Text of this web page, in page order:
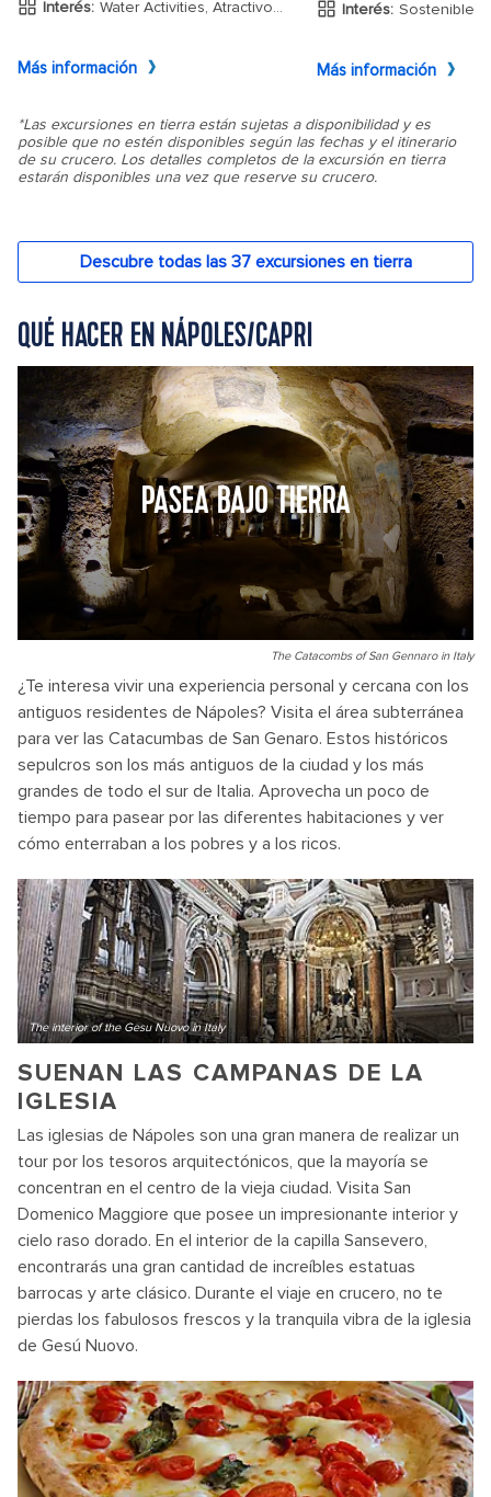
QUÉ HACER EN NÁPOLES/CAPRI
PASEA BAJO TIERRA
The Catacombs of San Gennaro in Italy
¿Te interesa vivir una experiencia personal y cercana con los
antiguos residentes de Nápoles? Visita el área subterránea
para ver las Catacumbas de San Genaro. Estos históricos
sepulcros son los más antiguos de la ciudad y los más
grandes de todo el sur de Italia. Aprovecha un poco de
tiempo para pasear por las diferentes habitaciones y ver
cómo enterraban a los pobres y a los ricos.
The interior of the Gesu Nuovo in Italy
SUENAN LAS CAMPANAS DE LA
IGLESIA
Las iglesias de Nápoles son una gran manera de realizar un
tour por los tesoros arquitectónicos, que la mayoría se
concentran en el centro de la vieja ciudad. Visita San
Domenico Maggiore que posee un impresionante interior y
cielo raso dorado. En el interior de la capilla Sansevero,
encontrarás una gran cantidad de increíbles estatuas
barrocas y arte clásico. Durante el viaje en crucero, no te
pierdas los fabulosos frescos y la tranquila vibra de la iglesia
de Gesú Nuovo.